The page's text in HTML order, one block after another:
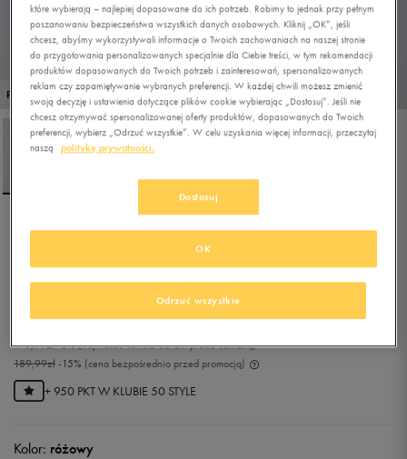
PROMO: DO -30%
NIKE BLUZA W NSW PHNX
189,99zł-15% (cena bezpośrednio przed promocją)
170,99zł-6%(najniższa cena z 30 dni przed obniżką)
161,49złz Vat
+ 950 PKT W KLUBIE 50 STYLE
Kolor: różowy
które wybierają – najlepiej dopasowane do ich potrzeb. Robimy to jednak przy pełnym
poszanowaniu bezpieczeństwa wszystkich danych osobowych. Kliknij „OK”, jeśli
chcesz, abyśmy wykorzystywali informacje o Twoich zachowaniach na naszej stronie
do przygotowania personalizowanych specjalnie dla Ciebie treści, w tym rekomendacji
produktów dopasowanych do Twoich potrzeb i zainteresowań, spersonalizowanych
reklam czy zapamiętywanie wybranych preferencji. W każdej chwili możesz zmienić
swoją decyzję i ustawienia dotyczące plików cookie wybierając „Dostosuj”. Jeśli nie
chcesz otrzymywać spersonalizowanej oferty produktów, dopasowanych do Twoich
preferencji, wybierz „Odrzuć wszystkie”. W celu uzyskania więcej informacji, przeczytaj
naszą
politykę prywatności.
Dostosuj
Odrzuć wszystkie
OK